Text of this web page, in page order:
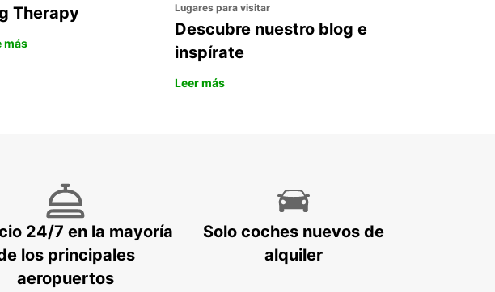
Therapy
más
Lugares para visitar
Descubre nuestro blog e
inspírate
Leer más
24/7 en la mayoría
los principales
aeropuertos
Solo coches nuevos de
alquiler